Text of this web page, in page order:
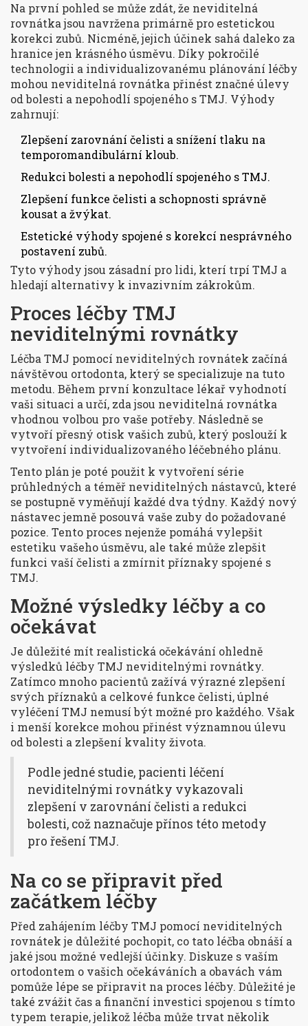
Na první pohled se může zdát, že neviditelná
rovnátka jsou navržena primárně pro estetickou
korekci zubů. Nicméně, jejich účinek sahá daleko za
hranice jen krásného úsměvu. Díky pokročilé
technologii a individualizovanému plánování léčby
mohou neviditelná rovnátka přinést značné úlevy
od bolesti a nepohodlí spojeného s TMJ. Výhody
zahrnují:
Zlepšení zarovnání čelisti a snížení tlaku na
temporomandibulární kloub.
Redukci bolesti a nepohodlí spojeného s TMJ.
Zlepšení funkce čelisti a schopnosti správně
kousat a žvýkat.
Estetické výhody spojené s korekcí nesprávného
postavení zubů.
Tyto výhody jsou zásadní pro lidi, kterí trpí TMJ a
hledají alternativy k invazivním zákrokům.
Proces léčby TMJ
neviditelnými rovnátky
Léčba TMJ pomocí neviditelných rovnátek začíná
návštěvou ortodonta, který se specializuje na tuto
metodu. Během první konzultace lékař vyhodnotí
vaši situaci a určí, zda jsou neviditelná rovnátka
vhodnou volbou pro vaše potřeby. Následně se
vytvoří přesný otisk vašich zubů, který poslouží k
vytvoření individualizovaného léčebného plánu.
Tento plán je poté použit k vytvoření série
průhledných a téměř neviditelných nástavců, které
se postupně vyměňují každé dva týdny. Každý nový
nástavec jemně posouvá vaše zuby do požadované
pozice. Tento proces nejenže pomáhá vylepšit
estetiku vašeho úsměvu, ale také může zlepšit
funkci vaší čelisti a zmírnit příznaky spojené s
TMJ.
Možné výsledky léčby a co
očekávat
Je důležité mít realistická očekávání ohledně
výsledků léčby TMJ neviditelnými rovnátky.
Zatímco mnoho pacientů zažívá výrazné zlepšení
svých příznaků a celkové funkce čelisti, úplné
vyléčení TMJ nemusí být možné pro každého. Však
i menší korekce mohou přinést významnou úlevu
od bolesti a zlepšení kvality života.
Podle jedné studie, pacienti léčení
neviditelnými rovnátky vykazovali
zlepšení v zarovnání čelisti a redukci
bolesti, což naznačuje přínos této metody
pro řešení TMJ.
Na co se připravit před
začátkem léčby
Před zahájením léčby TMJ pomocí neviditelných
rovnátek je důležité pochopit, co tato léčba obnáší a
jaké jsou možné vedlejší účinky. Diskuze s vaším
ortodontem o vašich očekáváních a obavách vám
pomůže lépe se připravit na proces léčby. Důležité je
také zvážit čas a finanční investici spojenou s tímto
typem terapie, jelikož léčba může trvat několik